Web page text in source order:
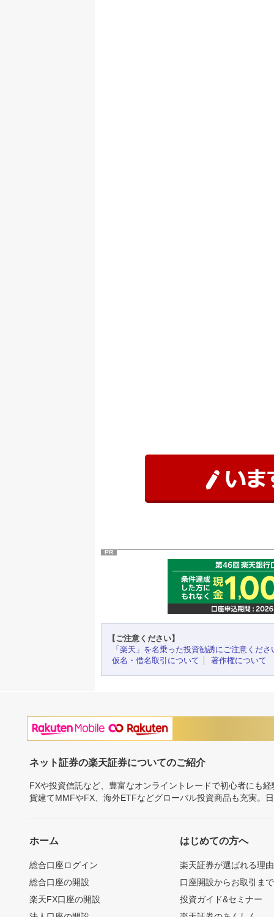
PR
【ご注意ください】
「楽天」を名乗った投資勧誘にご注意くださ
仮名・借名取引について
著作権について
ネット証券の楽天証券についてのご紹介
FXや投資信託など、豊富なオンライントレードで初心者にも
貨建てMMFやFX、海外ETFなどグローバル投資商品も充実。
ホーム
総合口座ログイン
総合口座の開設
楽天FX口座の開設
はじめての方へ
楽天証券が選ばれる理由
口座開設からお取引ま
投資ガイド&セミナー